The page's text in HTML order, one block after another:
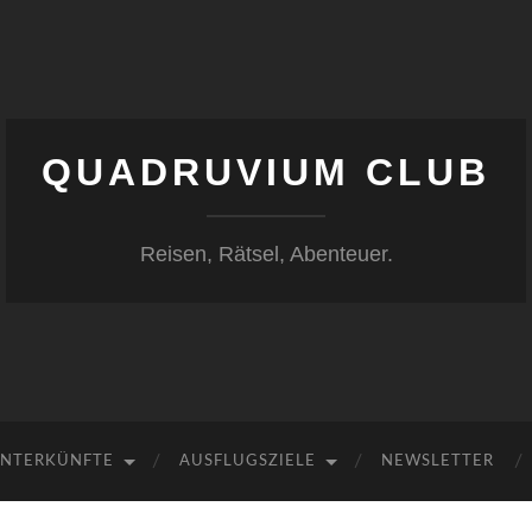
QUADRUVIUM CLUB
Reisen, Rätsel, Abenteuer.
AUSFLUGSZIELE NEWSLETTER